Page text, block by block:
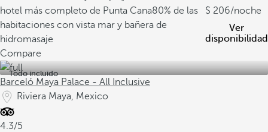
hotel más completo de Punta Cana80% de las
habitaciones con vista mar y bañera de
hidromasaje
206/noche
Ver
disponibilidad
Compare
Todo incluido
Barceló Maya Palace - All Inclusive
Riviera Maya, Mexico
4.3/5